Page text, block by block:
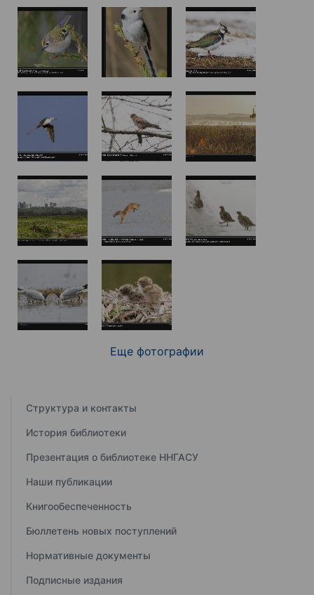
Еще фотографии
Структура и контакты
История библиотеки
Презентация о библиотеке ННГАСУ
Наши публикации
Книгообеспеченность
Бюллетень новых поступлений
Нормативные документы
Подписные издания